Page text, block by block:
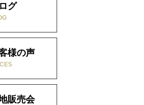
グ
様の声
販売会